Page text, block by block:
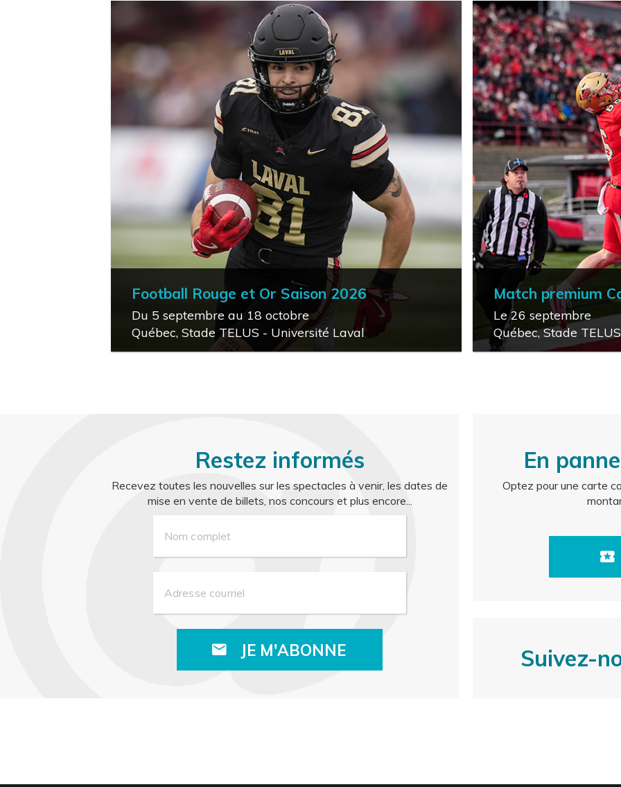
Football Rouge et Or Saison 2026
Du 5 septembre au 18 octobre
Québec, Stade TELUS - Université Laval
Match premium
Le 26 septembre
Québec, Stade
Restez informés
Recevez toutes les nouvelles sur les spectacles à venir, les dates de
mise en vente de billets, nos concours et plus encore...
Nom complet
Adresse courriel
email JE M'ABONNE
En
Optez pour une carte
local_activity
Suivez-